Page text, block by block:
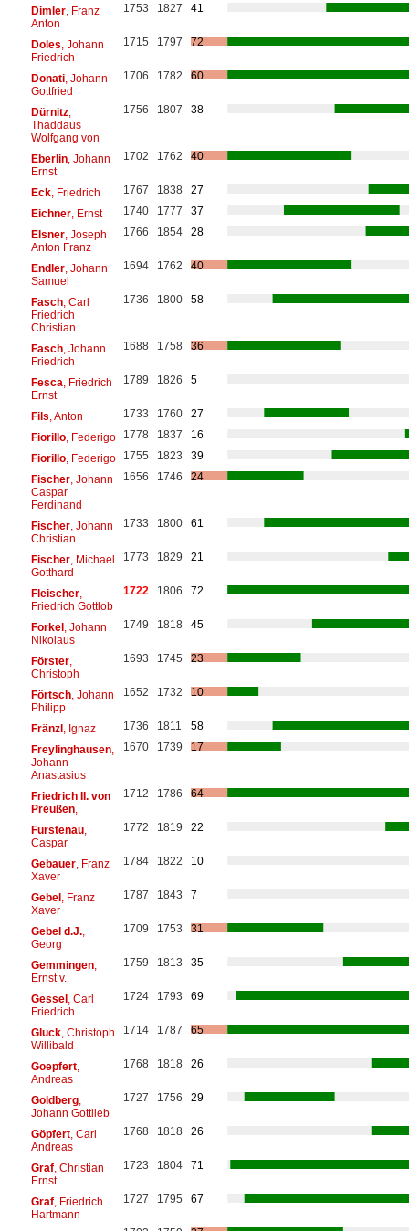
Dimler, Franz
Anton
1753 1827 41
Doles , Johann
Friedrich
1715 1797 72
Donati, Johann
Gottfried
1706 1782 60
Dürnitz,
Thaddäus
Wolfgang von
1756 1807 38
Eberlin, Johann
Ernst
1702 1762 40
Eck, Friedrich 1767 1838
27
Eichner, Ernst 1740 1777
37
Elsner, Joseph
Anton Franz
1766 1854 28
Endler, Johann
Samuel
1694 1762 40
Fasch, Carl
Friedrich
Christian
1736 1800 58
Fasch, Johann
Friedrich
1688 1758 36
Fesca , Friedrich
Ernst
1789 1826 5
Fils , Anton 1733 1760
27
Fiorillo, Federigo 1778 1837
16
Fiorillo, Federigo 1755 1823
39
Fischer, Johann
Caspar
Ferdinand
1656 1746 24
Fischer, Johann
Christian
1733 1800 61
Fischer, Michael
Gotthard
1773 1829 21
Fleischer,
Friedrich Gottlob
1722 1806 72
Forkel, Johann
Nikolaus
1749 1818 45
Förster,
Christoph
1693 1745 23
Förtsch, Johann
Philipp
1652 1732 10
Fränzl, Ignaz 1736 1811
58
Freylinghausen,
Johann
Anastasius
1670 1739 17
Friedrich II. von
Preußen,
1712 1786 64
Fürstenau,
Caspar
1772 1819 22
Gebauer, Franz
Xaver
1784 1822 10
Gebel, Franz
Xaver
1787 1843 7
Gebel d.J.,
Georg
1709 1753 31
Gemmingen,
Ernst v.
1759 1813 35
Gessel, Carl
Friedrich
1724 1793 69
Gluck, Christoph
Willibald
1714 1787 65
Goepfert,
Andreas
1768 1818 26
Goldberg,
Johann Gottlieb
1727 1756 29
Göpfert, Carl
Andreas
1768 1818 26
Graf, Christian
Ernst
1723 1804 71
Graf, Friedrich
Hartmann
1727 1795 67